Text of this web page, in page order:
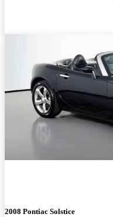
2008 Pontiac Solstice